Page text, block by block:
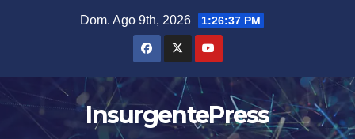
Dom. Ago 9th, 2026 1:26:37 PM
InsurgentePress